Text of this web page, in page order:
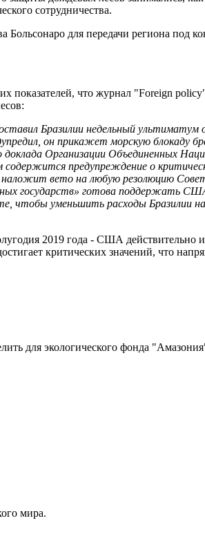
сотрудничества.
Больсонаро для передачи региона под
показателей, что журнал "Foreign
Бразилии недельный ультиматум
он прикажет морскую блокаду
Организации Объединенных
предупреждение о
наложит вето на любую резолюцию
государств» готова поддержать
чтобы уменьшить расходы Бразилии
2019 года - США действительно
критических значений, что
для экологического фонда
мира.